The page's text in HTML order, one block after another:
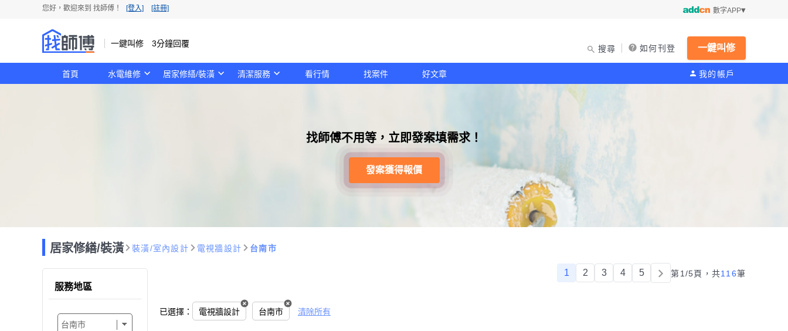
您好，歡迎來到 找師傅！ [登入] [註冊] 數字APP
一鍵叫修 3分鐘回覆
搜尋 如何刊登 一鍵叫修
首頁 水電維修 居家修繕/裝潢 清潔服務 看行情 找案件 好文章 我的帳戶
找師傅不用等，立即發案填需求！
發案獲得報價
居家修繕/裝潢 裝潢/室內設計 電視牆設計 台南市
1 2 3 4 5 第1/5頁， 共116筆
已選擇： 電視牆設計 台南市 清除所有
服務地區